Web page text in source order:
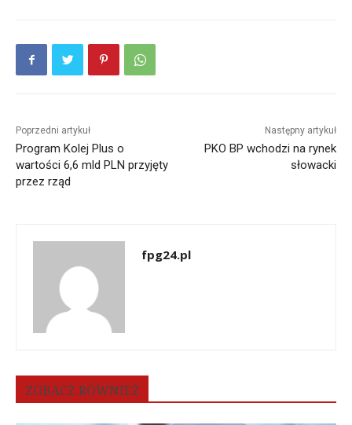
Poprzedni artykuł
Program Kolej Plus o
wartości 6,6 mld PLN przyjęty
przez rząd
Następny artykuł
PKO BP wchodzi na rynek
słowacki
fpg24.pl
ZOBACZ RÓWNIEŻ